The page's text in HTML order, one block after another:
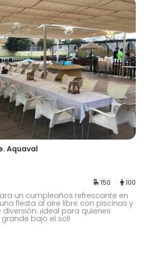
Aquaval
150 100
un cumpleaños refrescante en
fiesta al aire libre con piscinas y
¡Ideal para quienes
bajo el sol!